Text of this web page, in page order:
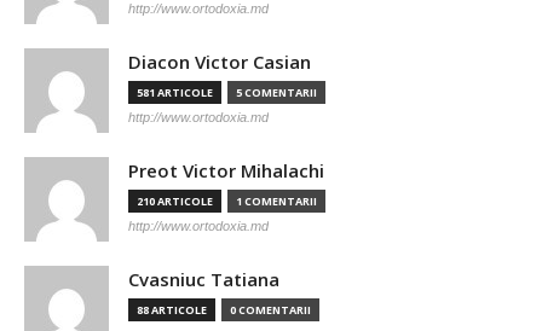
http://www.ortodoxia.md
Diacon Victor Casian
581 ARTICOLE 5 COMENTARII
http://www.ortodoxia.md
Preot Victor Mihalachi
210 ARTICOLE 1 COMENTARII
http://www.ortodoxia.md
Cvasniuc Tatiana
88 ARTICOLE 0 COMENTARII